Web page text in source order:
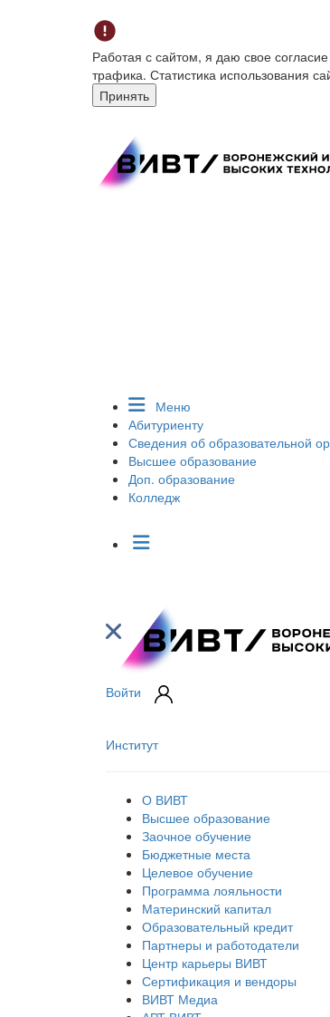
Работая с сайтом, я даю свое
трафика. Статистика использования
Принять
Меню
Абитуриенту
Сведения об образовательной
Высшее образование
Доп. образование
Колледж
Войти
Институт
О ВИВТ
Высшее образование
Заочное обучение
Бюджетные места
Целевое обучение
Программа лояльности
Материнский капитал
Образовательный кредит
Партнеры и работодатели
Центр карьеры ВИВТ
Сертификация и вендоры
ВИВТ Медиа